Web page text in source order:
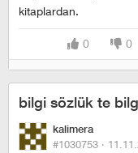
kitaplardan.
0 0
bilgi sözlük te
kalimera
#1030753 ·